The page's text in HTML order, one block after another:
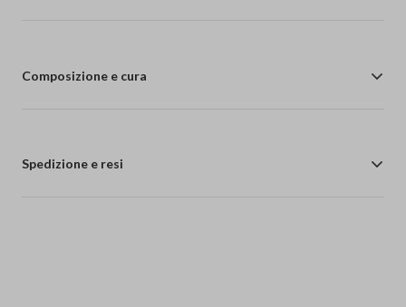
Composizione e cura
Spedizione e resi